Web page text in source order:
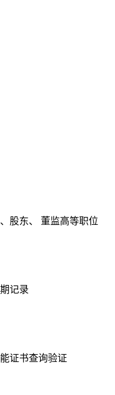
股东、 董监高等职位
记录
证书查询验证